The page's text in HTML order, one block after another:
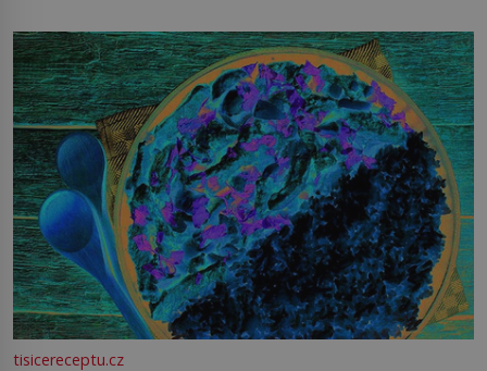
tisicereceptu.cz